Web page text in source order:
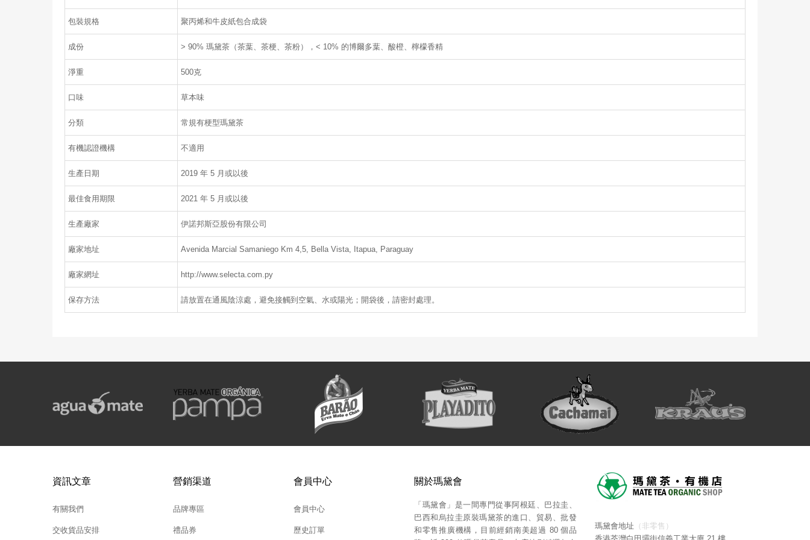
包裝規格 聚丙烯和牛皮紙包合成袋
成份 > 90% 瑪黛茶（茶葉、茶梗、茶粉），< 10% 的博爾多葉、酸橙、檸檬香精
淨重 500克
口味 草本味
分類 常規有梗型瑪黛茶
有機認證機構 不適用
生產日期 2019 年 5 月或以後
最佳食用期限 2021 年 5 月或以後
生產廠家 伊諾邦斯亞股份有限公司
廠家地址 Avenida Marcial Samaniego Km 4,5, Bella Vista, Itapua, Paraguay
廠家網址 http://www.selecta.com.py
保存方法 請放置在通風陰涼處，避免接觸到空氣、水或陽光；開袋後，請密封處理。
資訊文章
有關我們
交收貨品安排
營銷渠道
品牌專區
禮品券
會員中心
會員中心
歷史訂單
關於瑪黛會
「瑪黛會」是一間專門從事阿根廷、巴拉圭、
巴西和烏拉圭原裝瑪黛茶的進口、貿易、批發
和零售推廣機構，目前經銷南美超過 80 個品
瑪黛會地址 （非零售）